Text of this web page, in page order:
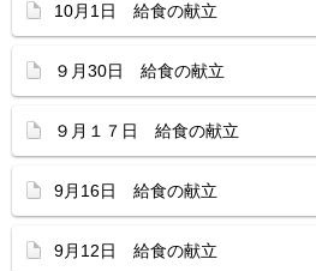
10月1日 給食の献立
９月30日 給食の献立
９月１７日 給食の献立
9月16日 給食の献立
9月12日 給食の献立